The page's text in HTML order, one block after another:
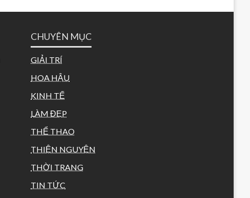
CHUYÊN MỤC
GIẢI TRÍ
HOA HẬU
KINH TẾ
LÀM ĐẸP
THỂ THAO
THIỆN NGUYỆN
THỜI TRANG
TIN TỨC